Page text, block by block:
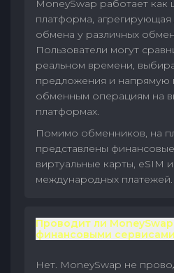
MoneySwap работает как
платформа,
обмена у различных
Пользователи могут
реальном времени,
предложения и напрямую
обменным операциям на
платформах.
Помимо обменников, на
представлены
виртуальные карты, eSIM
международных платежей.
Проводит ли
финансовыми
Нет. MoneySwap не